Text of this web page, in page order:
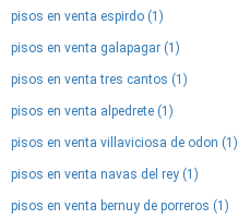
pisos en venta espirdo (1)
pisos en venta galapagar (1)
pisos en venta tres cantos (1)
pisos en venta alpedrete (1)
pisos en venta villaviciosa de odon (1)
pisos en venta navas del rey (1)
pisos en venta bernuy de porreros (1)